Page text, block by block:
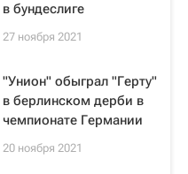
в бундеслиге
27 ноября 2021
"Унион" обыграл "Герту"
в берлинском дерби в
чемпионате Германии
20 ноября 2021